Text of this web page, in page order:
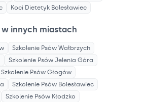
Koci Dietetyk Bolesławiec
innych miastach
Szkolenie Psów Wałbrzych
Szkolenie Psów Jelenia Góra
Szkolenie Psów Głogów
Szkolenie Psów Bolesławiec
Szkolenie Psów Kłodzko